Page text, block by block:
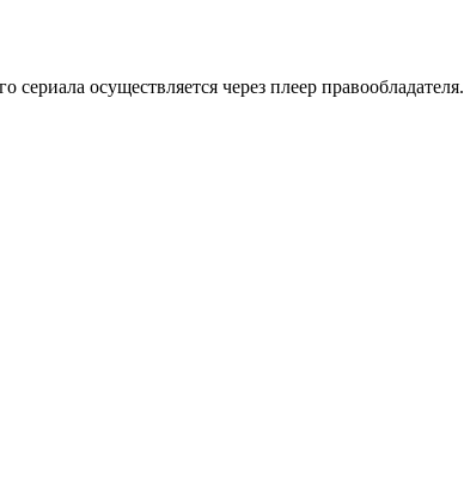
осу­ще­ст­в­ля­ет­ся че­рез пле­ер пра­во­об­ла­да­те­ля.